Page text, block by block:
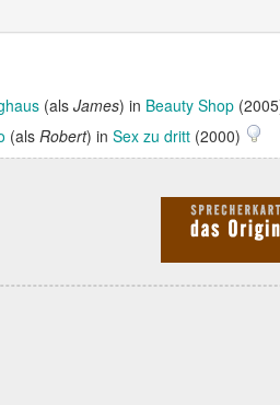
(als James) in Beauty Shop
(als Robert) in Sex zu dritt (2000)